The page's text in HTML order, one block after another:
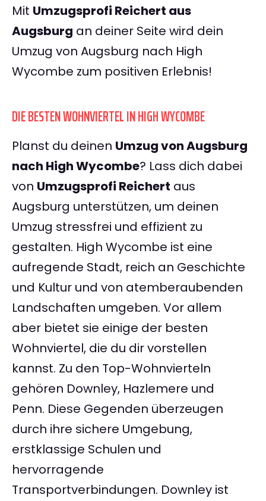
Mit Umzugsprofi Reichert aus
Augsburg an deiner Seite wird dein
Umzug von Augsburg nach High
Wycombe zum positiven Erlebnis!
DIE BESTEN WOHNVIERTEL IN HIGH WYCOMBE
Planst du deinen Umzug von Augsburg
nach High Wycombe? Lass dich dabei
von Umzugsprofi Reichert aus
Augsburg unterstützen, um deinen
Umzug stressfrei und effizient zu
gestalten. High Wycombe ist eine
aufregende Stadt, reich an Geschichte
und Kultur und von atemberaubenden
Landschaften umgeben. Vor allem
aber bietet sie einige der besten
Wohnviertel, die du dir vorstellen
kannst. Zu den Top-Wohnvierteln
gehören Downley, Hazlemere und
Penn. Diese Gegenden überzeugen
durch ihre sichere Umgebung,
erstklassige Schulen und
hervorragende
Transportverbindungen. Downley ist